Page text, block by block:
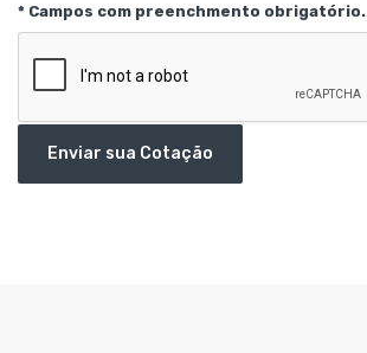
* Campos com preenchmento obrigatório.
Enviar sua Cotação